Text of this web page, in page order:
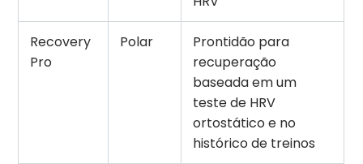
Recovery
Pro
Polar
Prontidão para
recuperação
baseada em um
teste de HRV
ortostático e no
histórico de treinos